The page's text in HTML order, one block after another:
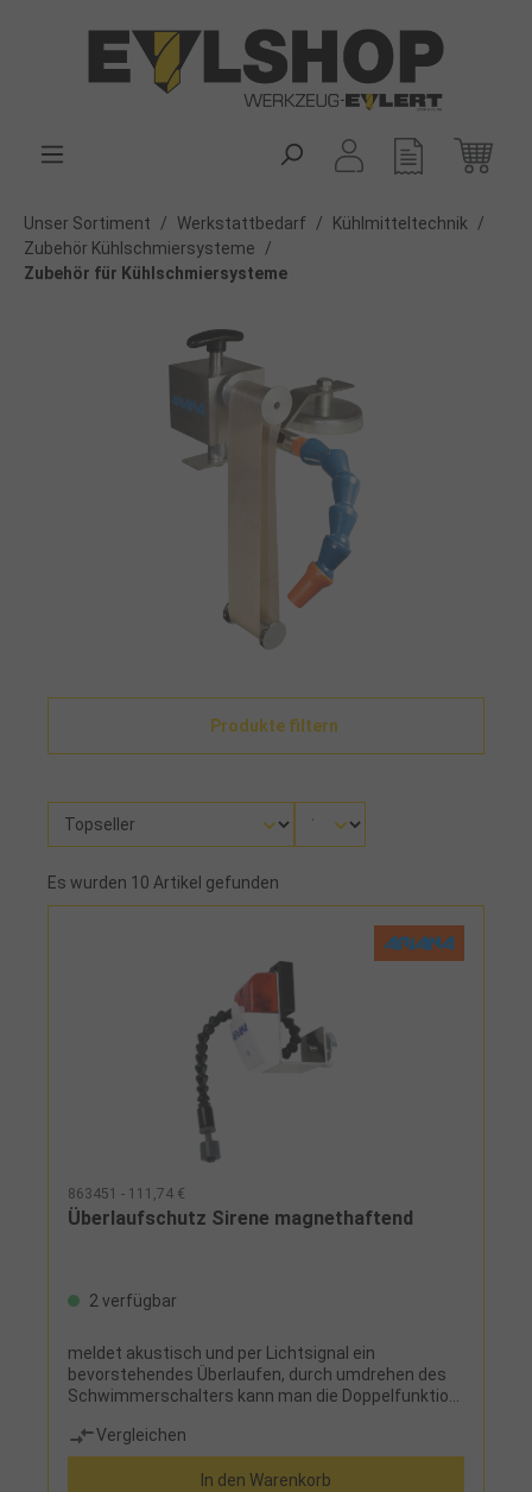
Unser Sortiment / Werkstattbedarf / Kühlmitteltechnik
/
Zubehör Kühlschmiersysteme
/
Zubehör für Kühlschmiersysteme
Produkte filtern
Es wurden 10 Artikel gefunden
863451 - 111,74 €
Überlaufschutz Sirene magnethaftend
2 verfügbar
meldet akustisch und per Lichtsignal ein
bevorstehendes Überlaufen, durch umdrehen des
Schwimmerschalters kann man die Doppelfunktion
Maschinenbecken nicht mehr genug Füllvolumen
vorhanden istLieferumfang:Überlaufschutz-Sirene
und Block-Batterie
Vergleichen
In den Warenkorb